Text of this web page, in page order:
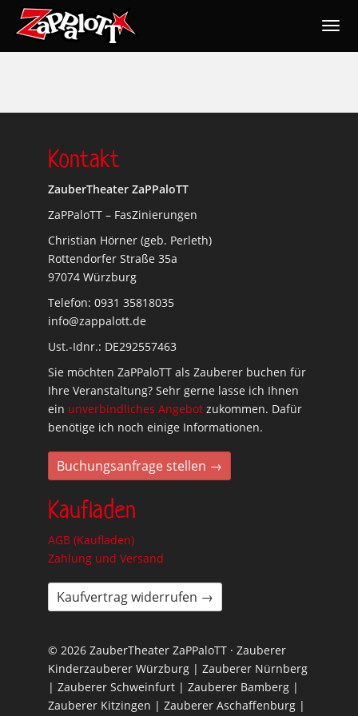
Kontakt
ZauberTheater ZaPPaloTT
ZaPPaloTT – FasZinierungen
Christian Hörner (geb. Perleth)
Rottendorfer Straße 35a
97074 Würzburg
Telefon: 0931 35818035
info@zappalott.de
Ust.-Idnr.: DE292557463
Sie möchten ZaPPaloTT als Zauberer buchen für
Ihre Veranstaltung? Sehr gerne lasse ich Ihnen
ein unverbindliches Angebot zukommen. Dafür
benötige ich noch einige Informationen.
Buchungsanfrage stellen →
Kaufladen
AGB (Kaufladen)
Zahlung und Versand
Kaufvertrag widerrufen →
© 2026 ZauberTheater ZaPPaloTT · Zauberer
Kinderzauberer Würzburg | Zauberer Nürnberg
| Zauberer Schweinfurt | Zauberer Bamberg |
Zauberer Kitzingen | Zauberer Aschaffenburg |